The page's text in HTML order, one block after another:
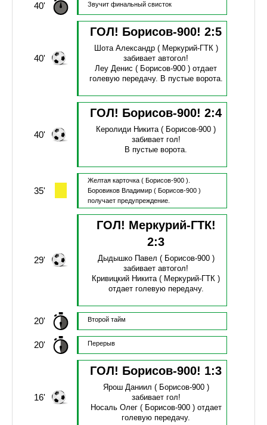
40' Звучит финальный свисток
40'
ГОЛ! Борисов-900!2:5
Шота Александр( Меркурий-ГТК )
забивает автогол!
Леу Денис ( Борисов-900 )отдает
голевую передачу. В пустые ворота.
40'
ГОЛ! Борисов-900!2:4
Керолиди Никита( Борисов-900 )
забивает гол!
В пустые ворота.
35'
Желтая карточка ( Борисов-900 ).
Боровиков Владимир( Борисов-900 )
получает предупреждение.
29'
ГОЛ! Меркурий-ГТК!
2:3
Дыдышко Павел ( Борисов-900 )
забивает автогол!
Кривицкий Никита( Меркурий-ГТК )
отдает голевую передачу.
20' Второй тайм
20' Перерыв
16'
ГОЛ! Борисов-900! 1:3
Ярош Даниил ( Борисов-900 )
забивает гол!
Носаль Олег( Борисов-900 ) отдает
голевую передачу.